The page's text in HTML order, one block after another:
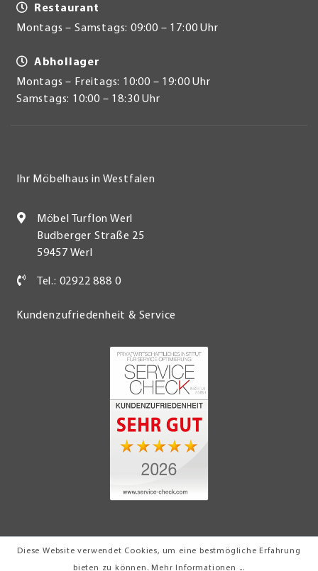
Diese Website verwendet Cookies, um eine bestmögliche Erfahrung
bieten zu können. Mehr Informationen ...
Restaurant
Montags – Samstags: 09:00 – 17:00 Uhr
Abhollager
Montags – Freitags: 10:00 – 19:00 Uhr
Samstags: 10:00 – 18:30 Uhr
Ihr Möbelhaus in Westfalen
Möbel Turflon Werl
Budberger Straße 25
59457 Werl
Tel.: 02922 888 0
Kundenzufriedenheit & Service